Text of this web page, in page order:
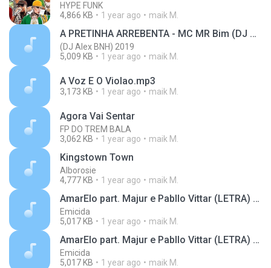
HYPE FUNK
4,866 KB
1 year ago maik M.
A PRETINHA ARREBENTA - MC MR Bim (DJ Alex BNH) 2019
(DJ Alex BNH) 2019
5,009 KB
1 year ago maik M.
A Voz E O Violao.mp3
3,173 KB 1 year ago maik M.
Agora Vai Sentar
FP DO TREM BALA
3,062 KB
1 year ago maik M.
Kingstown Town
Alborosie
4,777 KB
1 year ago maik M.
AmarElo part. Majur e Pabllo Vittar (LETRA) Lyrics
Emicida
5,017 KB
1 year ago maik M.
AmarElo part. Majur e Pabllo Vittar (LETRA) Lyrics
Emicida
5,017 KB
1 year ago maik M.